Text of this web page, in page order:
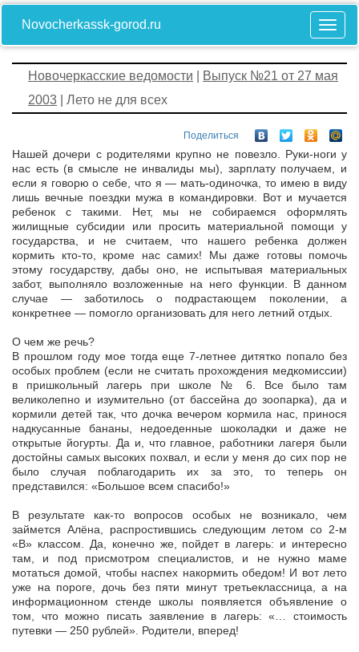
Novocherkassk-gorod.ru
Новочеркасские ведомости
Выпуск №21 от 27 мая
2003 | Лето не для всех
Поделиться
Нашей дочери с родителями крупно не повезло. Руки-ноги у
нас есть (в смысле не инвалиды мы), зарплату получаем, и
если я говорю о себе, что я — мать-одиночка, то имею в виду
лишь вечные поездки мужа в командировки. Вот и мучается
ребенок с такими. Нет, мы не собираемся оформлять
жилищные субсидии или просить материальной помощи у
государства, и не считаем, что нашего ребенка должен
кормить кто-то, кроме нас самих! Мы даже готовы помочь
этому государству, дабы оно, не испытывая материальных
забот, выполняло возложенные на него функции. В данном
случае — заботилось о подрастающем поколении, а
конкретнее — помогло организовать для него летний отдых.
О чем же речь?
В прошлом году мое тогда еще 7-летнее дитятко попало без
особых проблем (если не считать прохождения медкомиссии)
в пришкольный лагерь при школе № 6. Все было там
великолепно и изумительно (от бассейна до зоопарка), да и
кормили детей так, что дочка вечером кормила нас, принося
надкусанные бананы, недоеденные шоколадки и даже не
открытые йогурты. Да и, что главное, работники лагеря были
достойны самых высоких похвал, и если у меня до сих пор не
было случая поблагодарить их за это, то теперь он
представился: «Большое всем спасибо!»
В результате как-то вопросов особых не возникало, чем
займется Алёна, распростившись следующим летом со 2-м
«В» классом. Да, конечно же, пойдет в лагерь: и интересно
там, и под присмотром специалистов, и не нужно маме
мотаться домой, чтобы наспех накормить обедом! И вот лето
уже на пороге, дочь без пяти минут третьеклассница, а на
информационном стенде школы появляется объявление о
том, что можно писать заявление в лагерь: «… стоимость
путевки — 250 рублей». Родители, вперед!